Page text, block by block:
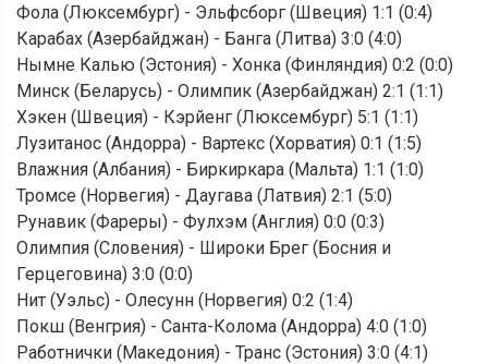
Фола (Люксембург) - Эльфсборг (Швеция) 1:1 (0:4)
Карабах (Азербайджан) - Банга (Литва) 3:0 (4:0)
Нымне Калью (Эстония) - Хонка (Финляндия) 0:2 (0:0)
Минск (Беларусь) - Олимпик (Азербайджан) 2:1 (1:1)
Хэкен (Швеция) - Кэрйенг (Люксембург) 5:1 (1:1)
Лузитанос (Андорра) - Вартекс (Хорватия) 0:1 (1:5)
Влажния (Албания) - Биркиркара (Мальта) 1:1 (1:0)
Тромсе (Норвегия) - Даугава (Латвия) 2:1 (5:0)
Рунавик (Фареры) - Фулхэм (Англия) 0:0 (0:3)
Олимпия (Словения) - Широки Брег (Босния и
Герцеговина) 3:0 (0:0)
Нит (Уэльс) - Олесунн (Норвегия) 0:2 (1:4)
Покш (Венгрия) - Санта-Колома (Андорра) 4:0 (1:0)
Работнички (Македония) - Транс (Эстония) 3:0 (4:1)